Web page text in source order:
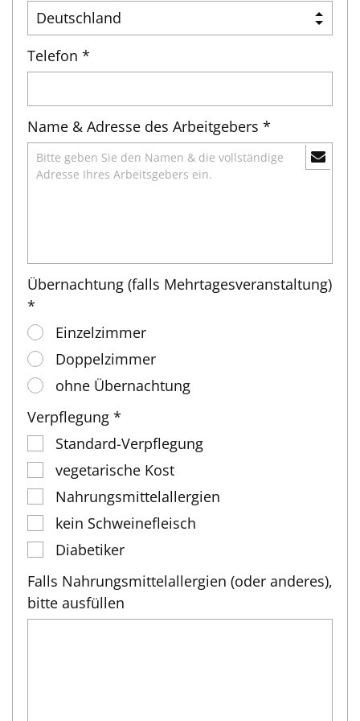
Telefon *
Name & Adresse des Arbeitgebers *
Übernachtung (falls Mehrtagesveranstaltung)
*
Einzelzimmer
Doppelzimmer
ohne Übernachtung
Verpflegung *
Standard-Verpflegung
vegetarische Kost
Nahrungsmittelallergien
kein Schweinefleisch
Diabetiker
Falls Nahrungsmittelallergien (oder anderes),
bitte ausfüllen